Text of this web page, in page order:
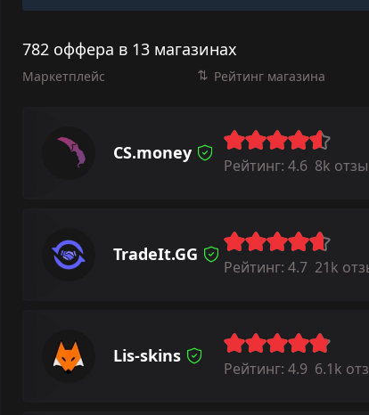
782 оффера в 13 магазинах
Маркетплейс
Рейтинг магазина
CS.money
Рейтинг: 4.6 8k
TradeIt.GG
Рейтинг: 4.7 21k
Lis-skins
Рейтинг: 4.9 6.1k